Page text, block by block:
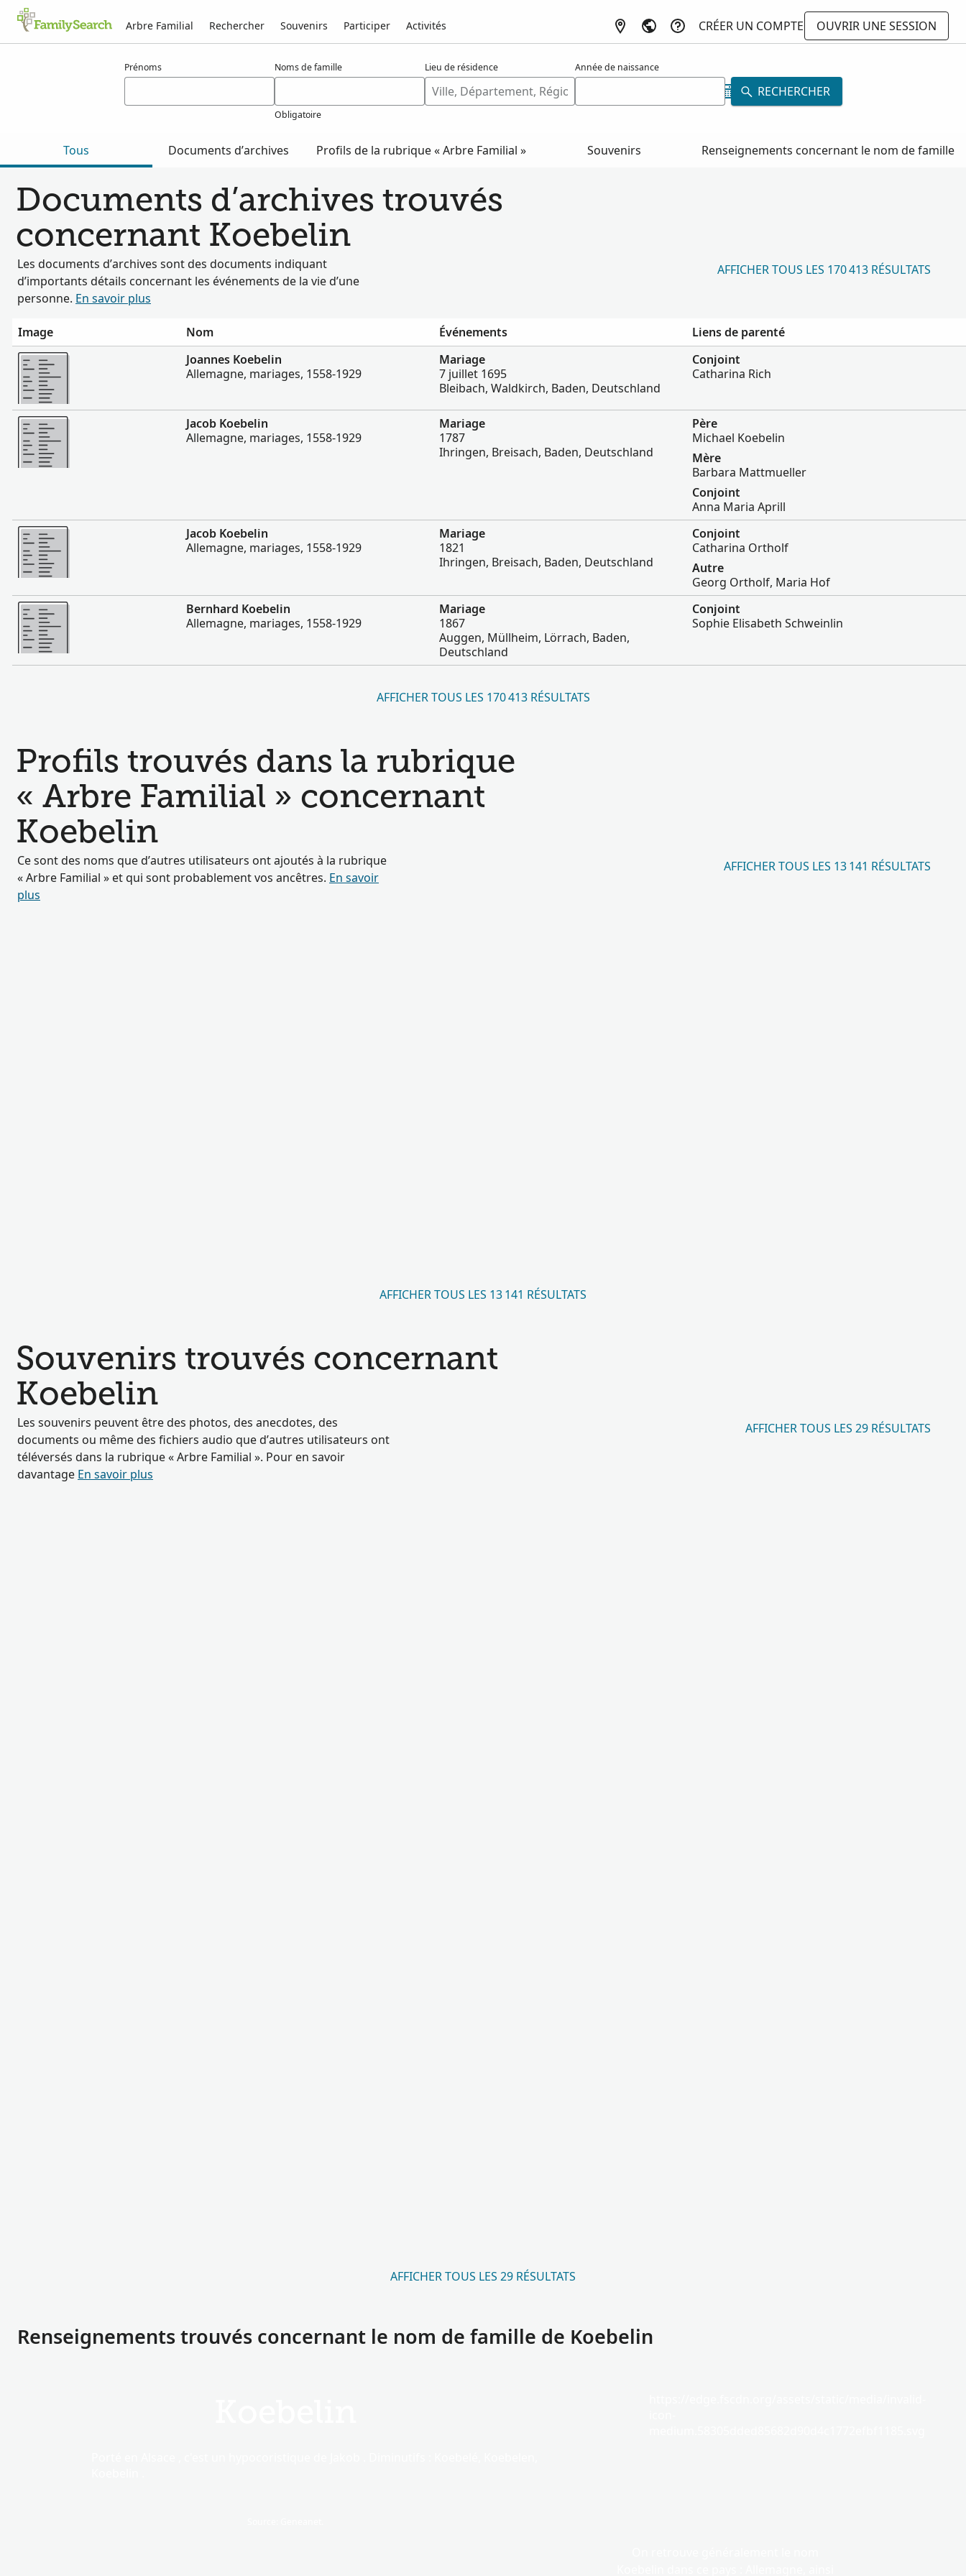
Arbre Familial Rechercher Souvenirs Participer Activités CRÉER UN COMPTE
OUVRIR UNE SESSION
Prénoms Noms de famille
Obligatoire
Lieu de résidence Année de naissance
RECHERCHER
Tous Documents d’archives Profils de la rubrique « Arbre Familial » Souvenirs Renseignements concernant le nom de famille
Documents d’archives trouvés
concernant Koebelin
Les documents d’archives sont des documents indiquant
d’importants détails concernant les événements de la vie d’une
personne. En savoir plus
AFFICHER TOUS LES 170 413 RÉSULTATS
Image Nom Événements
Liens de parenté
Plus
Joannes Koebelin
Allemagne, mariages, 1558-1929
Mariage
7 juillet 1695
Bleibach, Waldkirch, Baden, Deutschland
Conjoint
Catharina Rich
Plus
Jacob Koebelin
Allemagne, mariages, 1558-1929
Mariage
1787
Ihringen, Breisach, Baden, Deutschland
Père
Michael Koebelin
Mère
Barbara Mattmueller
Conjoint
Anna Maria Aprill
Plus
Jacob Koebelin
Allemagne, mariages, 1558-1929
Mariage
1821
Ihringen, Breisach, Baden, Deutschland
Conjoint
Catharina Ortholf
Autre
Georg Ortholf, Maria Hof
Plus
Bernhard Koebelin
Allemagne, mariages, 1558-1929
Mariage
1867
Auggen, Müllheim, Lörrach, Baden,
Deutschland
Conjoint
Sophie Elisabeth Schweinlin
AFFICHER TOUS LES 170 413 RÉSULTATS
Profils trouvés dans la rubrique
« Arbre Familial » concernant
Koebelin
Ce sont des noms que d’autres utilisateurs ont ajoutés à la rubrique
« Arbre Familial » et qui sont probablement vos ancêtres. En savoir
plus
AFFICHER TOUS LES 13 141 RÉSULTATS
AFFICHER TOUS LES 13 141 RÉSULTATS
Souvenirs trouvés concernant
Koebelin
Les souvenirs peuvent être des photos, des anecdotes, des
documents ou même des fichiers audio que d’autres utilisateurs ont
téléversés dans la rubrique « Arbre Familial ». Pour en savoir
davantage En savoir plus
AFFICHER TOUS LES 29 RÉSULTATS
AFFICHER TOUS LES 29 RÉSULTATS
Renseignements trouvés concernant le nom de famille de Koebelin